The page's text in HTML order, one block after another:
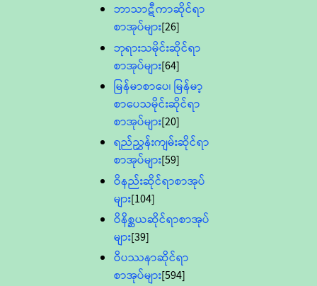
ဘာသာဋီကာဆိုင်ရာ
စာအုပ်များ[26]
ဘုရားသမိုင်းဆိုင်ရာ
စာအုပ်များ[64]
မြန်မာစာပေ၊ မြန်မာ့
စာပေသမိုင်းဆိုင်ရာ
စာအုပ်များ[20]
ရည်ညွှန်းကျမ်းဆိုင်ရာ
စာအုပ်များ[59]
ဝိနည်းဆိုင်ရာစာအုပ်
များ[104]
ဝိနိစ္ဆယဆိုင်ရာစာအုပ်
များ[39]
ဝိပဿနာဆိုင်ရာ
စာအုပ်များ[594]